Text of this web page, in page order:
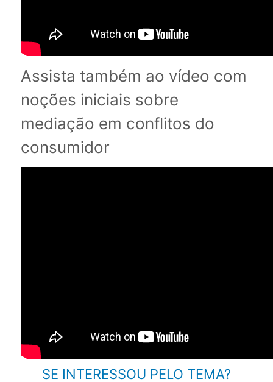
Assista também ao vídeo com
noções iniciais sobre
mediação em conflitos do
consumidor
SE INTERESSOU PELO TEMA?